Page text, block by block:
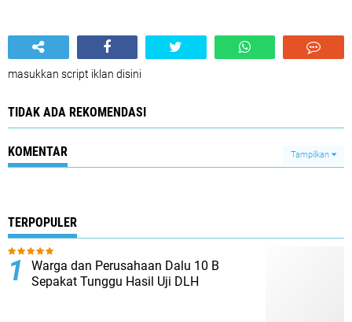
masukkan script iklan disini
TIDAK ADA REKOMENDASI
KOMENTAR Tampilkan
TERPOPULER
Warga dan Perusahaan Dalu 10 B
Sepakat Tunggu Hasil Uji DLH